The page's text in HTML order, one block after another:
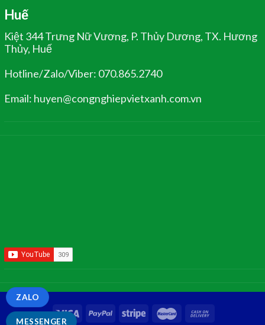
Huế
Kiệt 344 Trưng Nữ Vương, P. Thủy Dương, TX. Hương
Thủy, Huế
Hotline/Zalo/Viber: 070.865.2740
Email: huyen@congnghiepvietxanh.com.vn
MESSENGER
ZALO